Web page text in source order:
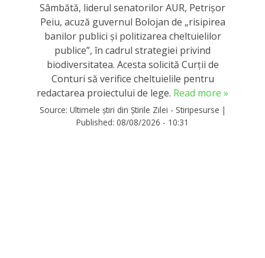
Sâmbătă, liderul senatorilor AUR, Petrișor
Peiu, acuză guvernul Bolojan de „risipirea
banilor publici și politizarea cheltuielilor
publice”, în cadrul strategiei privind
biodiversitatea. Acesta solicită Curții de
Conturi să verifice cheltuielile pentru
redactarea proiectului de lege. Read more »
Source: Ultimele știri din Știrile Zilei - Stiripesurse |
Published: 08/08/2026 - 10:31